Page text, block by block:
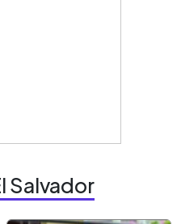
Salvador